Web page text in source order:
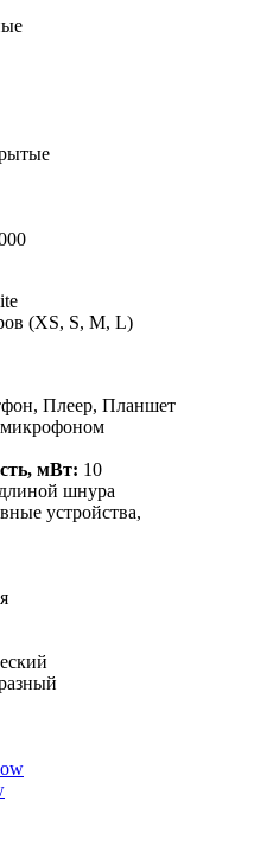
(XS, S, M, L)
Плеер, Планшет
мВт: 10
шнура
устройства,